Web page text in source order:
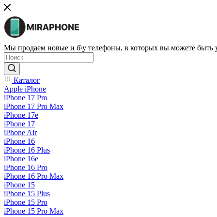
Мы продаем новые и б\у телефоны, в которых вы можете быть
Каталог
Apple iPhone
iPhone 17 Pro
iPhone 17 Pro Max
iPhone 17e
iPhone 17
iPhone Air
iPhone 16
iPhone 16 Plus
iPhone 16e
iPhone 16 Pro
iPhone 16 Pro Max
iPhone 15
iPhone 15 Plus
iPhone 15 Pro
iPhone 15 Pro Max